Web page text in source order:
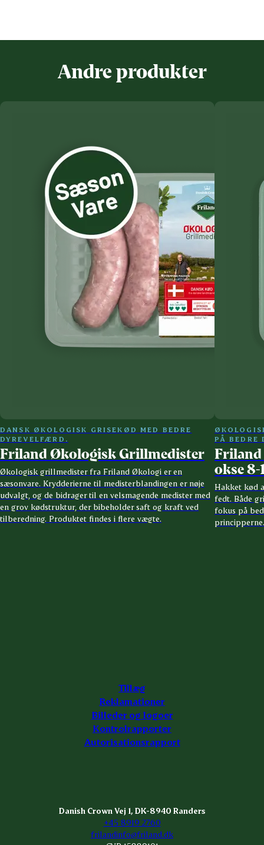
Andre produkter
DANSK ØKOLOGISK GRISEKØD MED BEDRE
DYREVELFÆRD.
Friland Økologisk Grillmedister
Økologisk grillmedister fra Friland Økologi er en
sæsonvare. Krydderierne til medisterblandingen er nøje
udvalgt, og de bidrager til en velsmagende medister med
en grov kødstruktur, der bibeholder saft og kraft ved
tilberedning. Produktet findes i flere vægte.
PÅ BEDRE
okse 8-
Hakket kød
fedt. Både
fokus på
Tillæg
Reklamationer
Billeder og logoer
Kontrolrapporter
Autorisationsrapport
Danish Crown Vej 1, DK-8940 Randers
+45 8919 2760
frilandinfo@friland.dk